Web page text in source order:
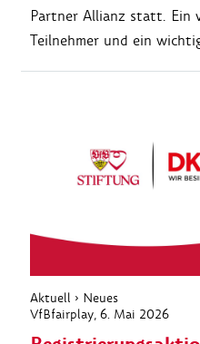
Partner Allianz statt. Ein
Teilnehmer und ein
Aktuell › Neues
VfBfairplay, 6. Mai 2026